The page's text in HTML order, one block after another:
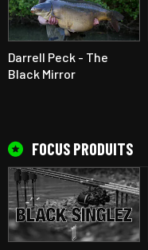
Darrell Peck - The
Black Mirror
FOCUS PRODUITS